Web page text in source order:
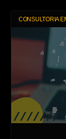
CONSULTORIA